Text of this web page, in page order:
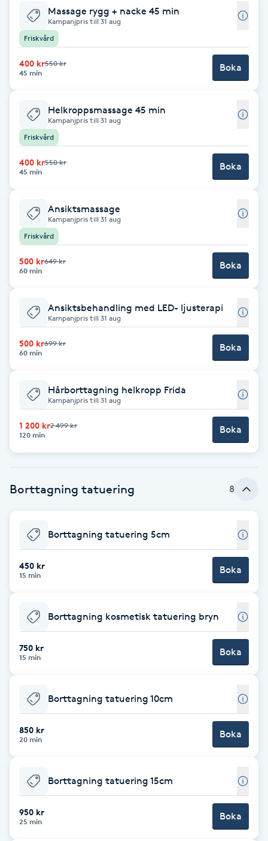
Keratinbehandling
Kinesisk medicin
Kiropraktik
Klippning
Klippning & Slingor
Koppningsmassage
Kosmetisk tatuering
Kostrådgivning
Kroppsinpackning
Kroppspeeling
Käkledsbehandling
Kärlbehandling
Laserbehandling
Lashlift Keratin
LPG
LPG-behandling
LPG-massage
Läpptatuering
Massage rygg + nacke 45 min
Kampanjpris till 31 aug
Friskvård
400 kr550 kr
45 min
Boka
Helkroppsmassage 45 min
Kampanjpris till 31 aug
Friskvård
400 kr550 kr
45 min
Boka
Ansiktsmassage
Kampanjpris till 31 aug
Friskvård
500 kr649 kr
60 min
Boka
Ansiktsbehandling med LED- ljusterapi
Kampanjpris till 31 aug
500 kr699 kr
60 min
Boka
Hårborttagning helkropp Frida
Kampanjpris till 31 aug
1 200 kr2 499 kr
120 min
Boka
Borttagning tatuering 8
Borttagning tatuering 5cm
450 kr
15 min Boka
Borttagning kosmetisk tatuering bryn
750 kr
15 min Boka
Borttagning tatuering 10cm
850 kr
20 min Boka
Borttagning tatuering 15cm
950 kr
25 min Boka